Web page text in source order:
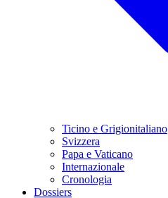
Ticino e Grigionitaliano
Svizzera
Papa e Vaticano
Internazionale
Cronologia
Dossiers